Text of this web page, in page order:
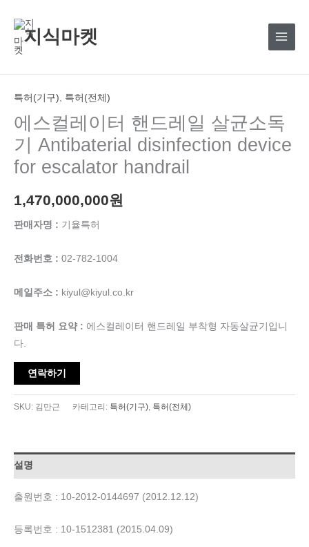
건
지식마켓
특허(기구), 특허(전체)
에스컬레이터 핸드레일 살균소독
기 Antibaterial disinfection device
for escalator handrail
1,470,000,000원
판매자명 : 기율특허
전화번호 : 02-782-1004
메일주소 : kiyul@kiyul.co.kr
판매 특허 요약 : 에스컬레이터 핸드레일 부착형 자동살균기입니
다.
연락하기
SKU: 김만근 카테고리: 특허(기구) 특허(전체)
설명
출원번호 : 10-2012-0144697 (2012.12.12)
등록번호 : 10-1512381 (2015.04.09)